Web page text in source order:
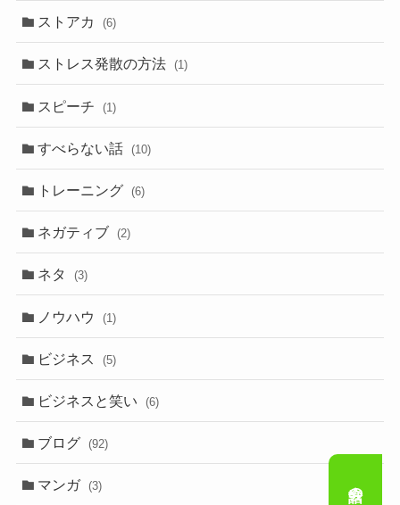
ストアカ (6)
ストレス発散の方法 (1)
スピーチ (1)
すべらない話 (10)
トレーニング (6)
ネガティブ (2)
ネタ (3)
ノウハウ (1)
ビジネス (5)
ビジネスと笑い (6)
ブログ (92)
マンガ (3)